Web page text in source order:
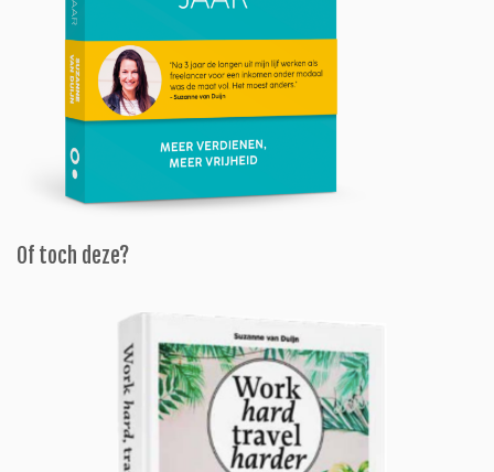
Of toch deze?